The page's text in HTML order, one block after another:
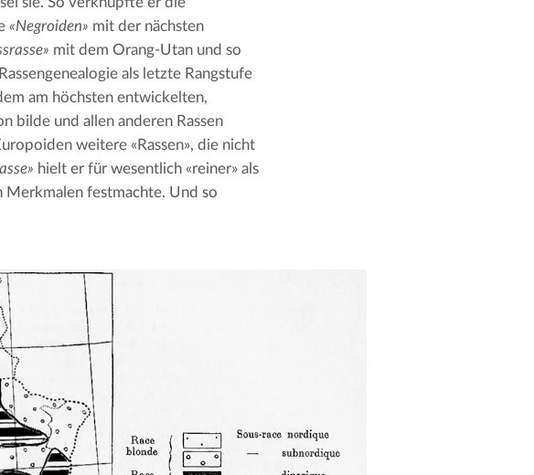
«Negroiden» mit der nächsten
mit dem Orang-Utan und so
als letzte Rangstufe
am höchsten entwickelten,
bilde und allen anderen Rassen
weitere «Rassen», die nicht
hielt er für wesentlich «reiner» als
Merkmalen festmachte. Und so